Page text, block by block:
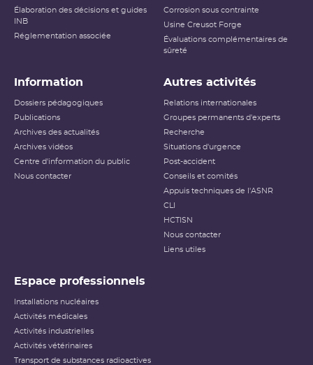
Élaboration des décisions et guides
INB
Réglementation associée
Corrosion sous contrainte
Usine Creusot Forge
Évaluations complémentaires de
sûreté
Information
Dossiers pédagogiques
Publications
Archives des actualités
Archives vidéos
Centre d'information du public
Nous contacter
Autres activités
Relations internationales
Groupes permanents d'experts
Recherche
Situations d'urgence
Post-accident
Conseils et comités
Appuis techniques de l'ASNR
CLI
HCTISN
Nous contacter
Liens utiles
Espace professionnels
Installations nucléaires
Activités médicales
Activités industrielles
Activités vétérinaires
Transport de substances radioactives